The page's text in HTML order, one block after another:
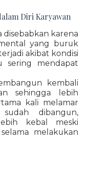
Diri Karyawan
karena
yang buruk
akibat kondisi
mendapat
kembali
sehingga lebih
kali melamar
dibangun,
kebal meski
melakukan